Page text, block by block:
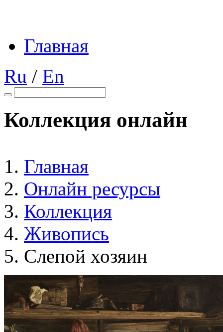
Главная
Ru / En
Коллекция онлайн
Главная
Онлайн ресурсы
Коллекция
Живопись
Слепой хозяин